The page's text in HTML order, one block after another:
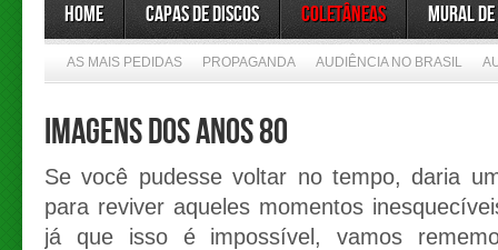
Home Capas de Discos Coletâneas Mural de
AS MAIS PEDIDAS PROPAGANDA AUDIÊNCIA NO BRASIL
Imagens dos anos 80
Se você pudesse voltar no tempo, daria
para reviver aqueles momentos
já que isso é impossível, vamos